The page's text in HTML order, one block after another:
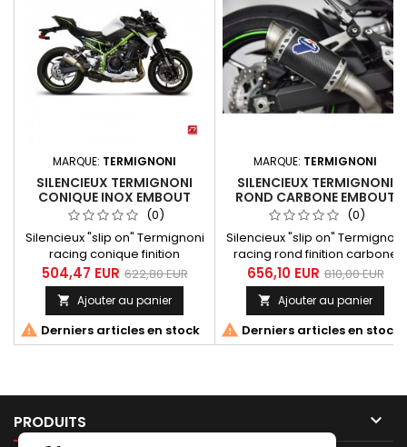
MARQUE: TERMIGNONI
SILENCIEUX TERMIGNONI
CONIQUE INOX EMBOUT
INOX POUR KAWASAKI Z900
2020-2022
(0)
Silencieux "slip on" Termignoni
racing conique finition
inox adatable au collecteur
d'origine pour Kawasaki Z 900
tous modèles de 2020 à 2022.
504,47 EUR 622,80 EUR
 Ajouter au panier
 Derniers articles en stock
MARQUE: TERMIGNONI
SILENCIEUX TERMIGNONI
ROND CARBONE EMBOUT
INOX POUR KAWASAKI Z900
2020-2022
(0)
Silencieux "slip on" Termignoni
racing rond finition carbone
avec embout inox adatable au
collecteur d'origine
pour Kawasaki Z 900 tous
modèles de 2020 à 2022.
Silencieux équipé d'un
656,10 EUR 810,00 EUR
 Ajouter au panier
 Derniers articles en stock
PRODUITS 